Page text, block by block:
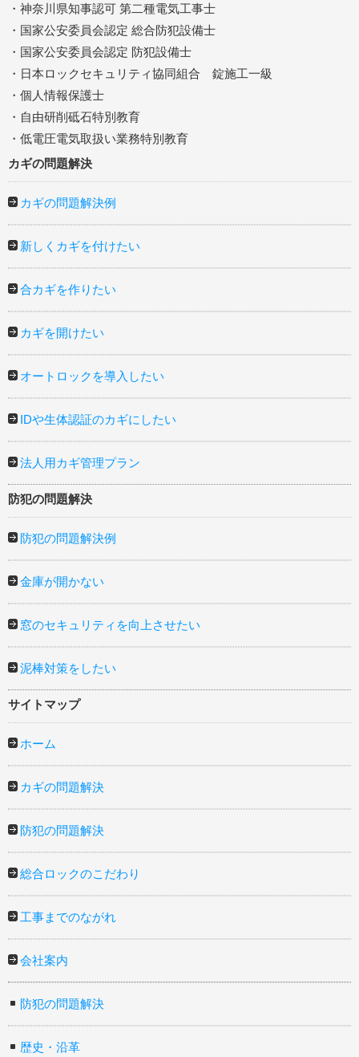
・神奈川県知事認可 第二種電気工事士
・国家公安委員会認定 総合防犯設備士
・国家公安委員会認定 防犯設備士
・日本ロックセキュリティ協同組合 錠施工一級
・個人情報保護士
・自由研削砥石特別教育
・低電圧電気取扱い業務特別教育
カギの問題解決
カギの問題解決例
新しくカギを付けたい
合カギを作りたい
カギを開けたい
オートロックを導入したい
IDや生体認証のカギにしたい
法人用カギ管理プラン
防犯の問題解決
防犯の問題解決例
金庫が開かない
窓のセキュリティを向上させたい
泥棒対策をしたい
サイトマップ
ホーム
カギの問題解決
防犯の問題解決
総合ロックのこだわり
工事までのながれ
会社案内
防犯の問題解決
歴史・沿革